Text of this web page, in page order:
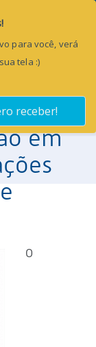
em
O